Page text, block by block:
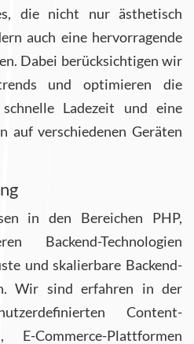
die nicht nur ästhetisch
auch eine hervorragende
Dabei berücksichtigen wir
und optimieren die
Ladezeit und eine
auf verschiedenen Geräten
in den Bereichen PHP,
Backend-Technologien
und skalierbare Backend-
Wir sind erfahren in der
Content-
E-Commerce-Plattformen